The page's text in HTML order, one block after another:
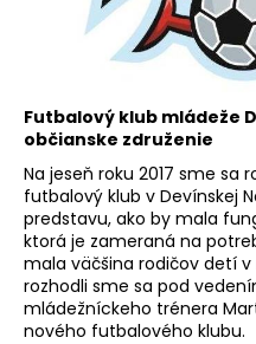
Futbalový klub mládeže
občianske združenie
Na jeseň roku 2017 sme sa
futbalový klub v Devínskej
predstavu, ako by mala
ktorá je zameraná na
mala väčšina rodičov detí
rozhodli sme sa pod
mládežníckeho trénera
nového futbalového klubu.
ť
?